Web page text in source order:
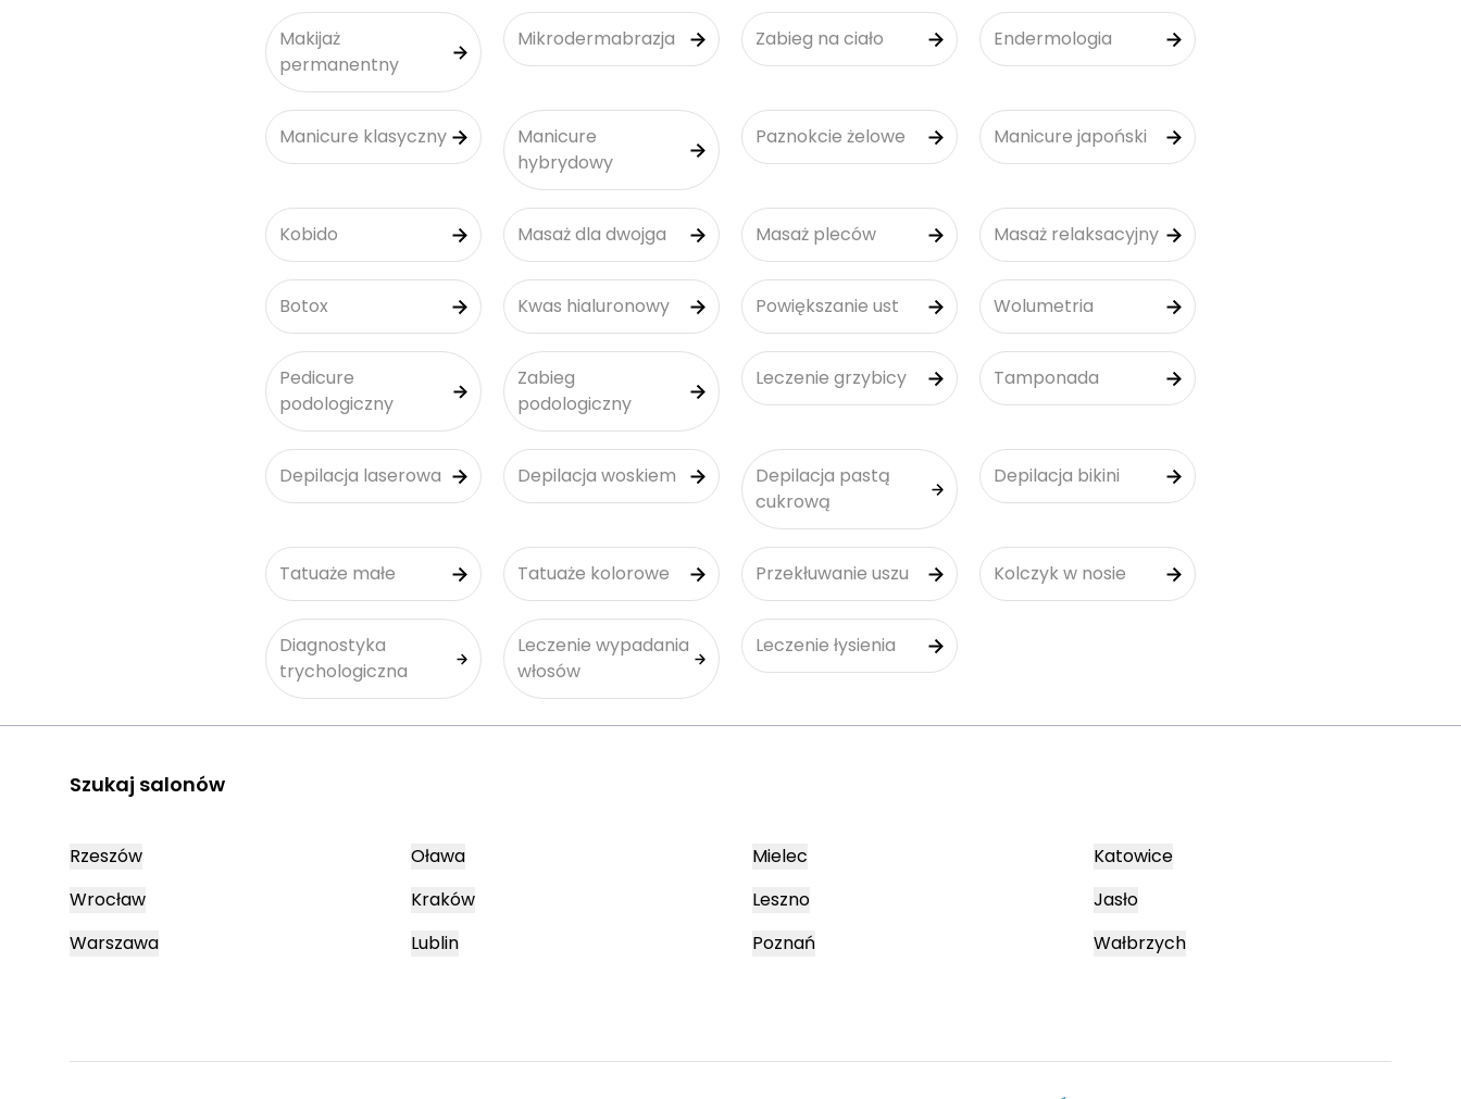
Makijaż
permanentny
Mikrodermabrazja Zabieg na ciało Endermologia
Manicure klasyczny
Manicure
hybrydowy
Paznokcie żelowe Manicure japoński
Kobido Masaż dla dwojga Masaż pleców Masaż relaksacyjny
Botox Kwas hialuronowy Powiększanie ust Wolumetria
Pedicure
podologiczny
Zabieg
podologiczny
Leczenie grzybicy Tamponada
Depilacja laserowa Depilacja woskiem
Depilacja pastą
cukrową
Depilacja bikini
Tatuaże małe Tatuaże kolorowe Przekłuwanie uszu Kolczyk w nosie
Diagnostyka
trychologiczna
Leczenie wypadania
włosów
Leczenie łysienia
Szukaj salonów
Rzeszów
Wrocław
Warszawa
Oława
Kraków
Lublin
Mielec
Leszno
Poznań
Katowice
Jasło
Wałbrzych